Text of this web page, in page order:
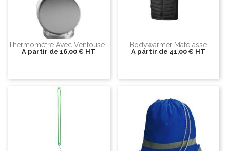
Thermomètre Avec Ventouse...
A partir de 16,00 € HT
Bodywarmer Matelassé
A partir de 41,00 € HT